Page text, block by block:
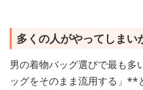
多くの人がやってしまい
男の着物バッグ選びで最も
ッグをそのまま流用する」**